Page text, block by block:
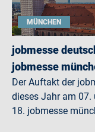
MÜNCHEN
jobmesse
jobmesse
Der Auftakt der
dieses Jahr am 07.
18. jobmesse